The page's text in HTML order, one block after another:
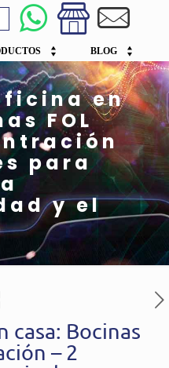
BLOG
en
FOL
para
y el
casa: Bocinas
– 2